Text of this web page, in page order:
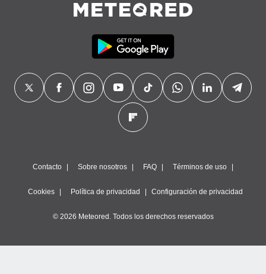
Contacto Sobre nosotros FAQ Términos de uso
Cookies Política de privacidad Configuración de privacidad
© 2026 Meteored. Todos los derechos reservados